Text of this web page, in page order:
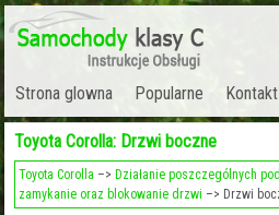
Strona glowna Popularne Kontakt
Toyota Corolla: Drzwi boczne
Toyota Corolla –> Działanie poszczególnych
zamykanie oraz blokowanie drzwi –> Drzwi